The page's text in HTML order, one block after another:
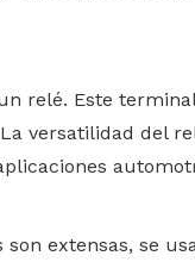
relé. Este
versatilidad del
extensas, se